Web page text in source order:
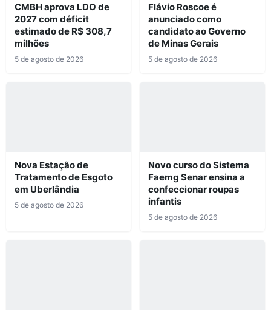
CMBH aprova LDO de
2027 com déficit
estimado de R$ 308,7
milhões
5 de agosto de 2026
Flávio Roscoe é
anunciado como
candidato ao Governo
de Minas Gerais
5 de agosto de 2026
Nova Estação de
Tratamento de Esgoto
em Uberlândia
5 de agosto de 2026
Novo curso do Sistema
Faemg Senar ensina a
confeccionar roupas
infantis
5 de agosto de 2026